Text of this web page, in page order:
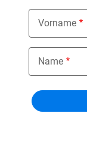
Vorname
Name